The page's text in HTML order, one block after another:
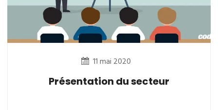
11 mai 2020
Présentation du secteur